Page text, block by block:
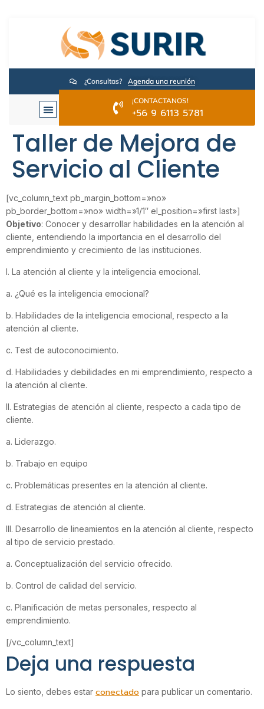
¿Consultas? Agenda una reunión
¡CONTACTANOS!
+56 9 6113 5781
Taller de Mejora de
Servicio al Cliente
[vc_column_text pb_margin_bottom=»no»
pb_border_bottom=»no» width=»1/1″ el_position=»first last»]
Objetivo: Conocer y desarrollar habilidades en la atención al
cliente, entendiendo la importancia en el desarrollo del
emprendimiento y crecimiento de las instituciones.
I. La atención al cliente y la inteligencia emocional.
a. ¿Qué es la inteligencia emocional?
b. Habilidades de la inteligencia emocional, respecto a la
atención al cliente.
c. Test de autoconocimiento.
d. Habilidades y debilidades en mi emprendimiento, respecto a
la atención al cliente.
II. Estrategias de atención al cliente, respecto a cada tipo de
cliente.
a. Liderazgo.
b. Trabajo en equipo
c. Problemáticas presentes en la atención al cliente.
d. Estrategias de atención al cliente.
III. Desarrollo de lineamientos en la atención al cliente, respecto
al tipo de servicio prestado.
a. Conceptualización del servicio ofrecido.
b. Control de calidad del servicio.
c. Planificación de metas personales, respecto al
emprendimiento.
[/vc_column_text]
Deja una respuesta
Lo siento, debes estar conectado para publicar un comentario.